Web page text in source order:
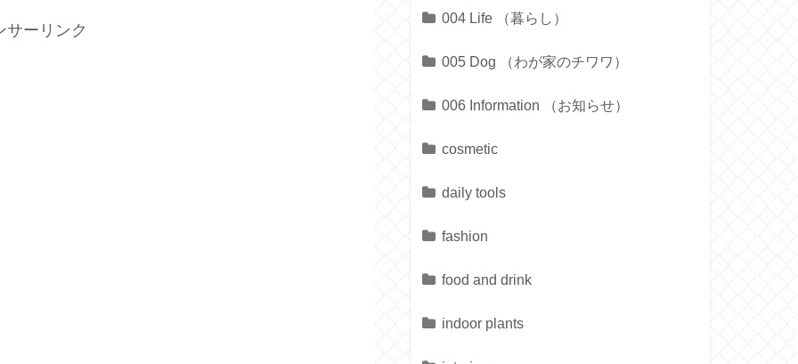
サーリンク
004 Life （暮らし）
005 Dog （わが家のチワワ）
006 Information （お知らせ）
cosmetic
daily tools
fashion
food and drink
indoor plants